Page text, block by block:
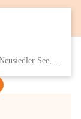
Eisenstädter Straße 18, 7091 Breitenbrunn am Neusiedler See, AUT